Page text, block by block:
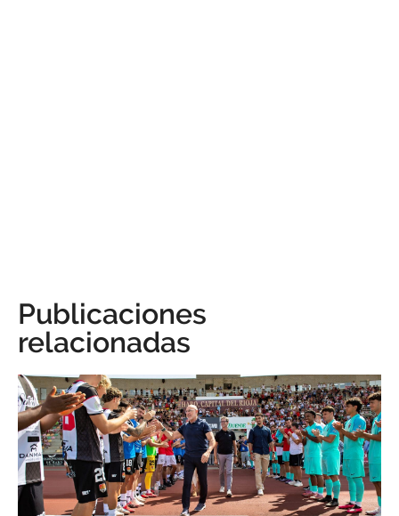
Publicaciones
relacionadas